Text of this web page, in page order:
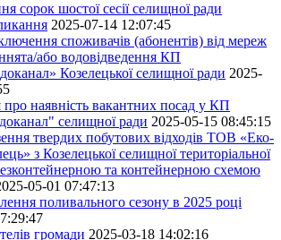
сорок шостої сесії селищної ради
2025-07-14 12:07:45
споживачів (абонентів) від мереж
або водовідведення КП
Козелецької селищної ради 2025-
наявність вакантних посад у КП
селищної ради 2025-05-15 08:45:15
твердих побутових відходів ТОВ «Еко-
з Козелецької селищної територіальної
та контейнерною схемою
05-01 07:47:13
поливального сезону в 2025 році
громади 2025-03-18 14:02:16